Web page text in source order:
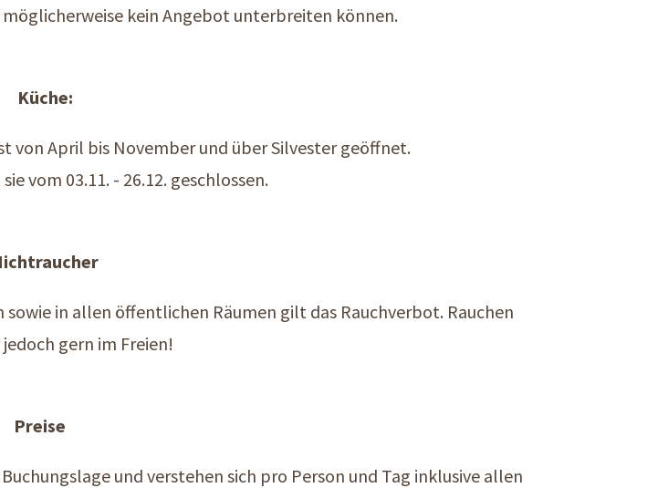
kein Angebot unterbreiten können.
Küche:
von April bis November und über Silvester geöffnet.
vom 03.11. - 26.12. geschlossen.
in allen öffentlichen Räumen gilt das Rauchverbot. Rauchen
gern im Freien!
Preise
und verstehen sich pro Person und Tag inklusive allen